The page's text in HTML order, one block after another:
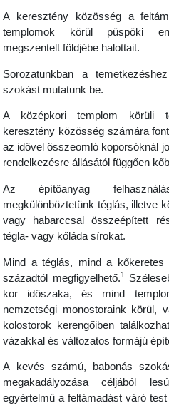
A keresztény közösség a
templomok körül püspöki
megszentelt földjébe halottait.
Sorozatunkban a
szokást mutatunk be.
A középkori templom körüli
keresztény közösség számára
az idővel összeomló koporsóknál
rendelkezésre állásától függően
Az építőanyag
megkülönböztetünk téglás, illetve
vagy habarccsal összeépített
tégla- vagy kőláda sírokat.
Mind a téglás, mind a
századtól megfigyelhető.1
kor időszaka, és mind
nemzetségi monostoraink körül,
kolostorok kerengőiben
vázakkal és változatos formájú
A kevés számú, babonás
megakadályozása céljából
egyértelmű a feltámadást váró